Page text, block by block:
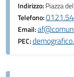
Indirizzo:Piazza
Telefono:
Email:
PEC: